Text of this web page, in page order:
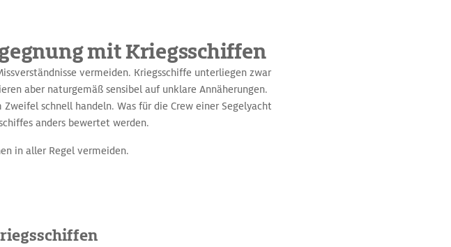
mit Kriegsschiffen
vermeiden. Kriegsschiffe unterliegen zwar
aber naturgemäß sensibel auf unklare Annäherungen.
schnell handeln. Was für die Crew einer Segelyacht
anders bewertet werden.
in aller Regel vermeiden.